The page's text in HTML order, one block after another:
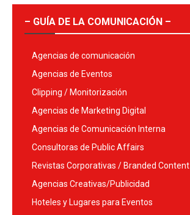
– GUÍA DE LA COMUNICACIÓN –
Agencias de comunicación
Agencias de Eventos
Clipping / Monitorización
Agencias de Marketing Digital
Agencias de Comunicación Interna
Consultoras de Public Affairs
Revistas Corporativas / Branded Content
Agencias Creativas/Publicidad
Hoteles y Lugares para Eventos